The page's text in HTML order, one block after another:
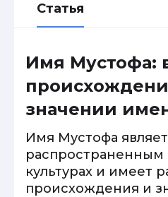
Статья
Имя Мустофа:
значении
Имя Мустофа
распространенным
культурах и имеет
происхождения и